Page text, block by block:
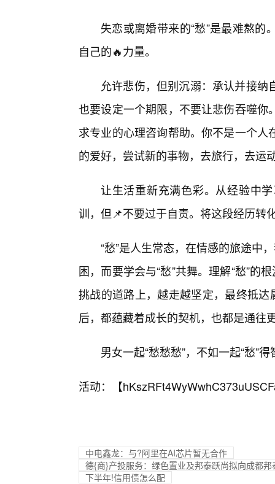
失恋或离婚带来的“愁”是最难熬
自己的🔥力量。
允许悲伤，但别沉溺：承认并接
也要设定一个期限，不要让悲伤吞噬
求专业的心理咨询帮助。你不是一个
的爱好，尝试新的事物，去旅行，去运
让生活重新充满色彩。从经验中
训，但📌不要过于自责。将这段经历转
“愁”是人生常态，在情感的旅途中
困，而要学会与“愁”共舞。理解“愁”的
挑战的道路上，越走越坚定，最终抵
后，都蕴藏着成长的契机，也都是通往
男女一起“愁愁愁”，不如一起“愁”
活动：【
中电鑫龙：与?阿里在AI芯片暂无合作
德{商}产投服务：绿色置业及邦泰跃尚拟向成都
下半年!信用债怎么配